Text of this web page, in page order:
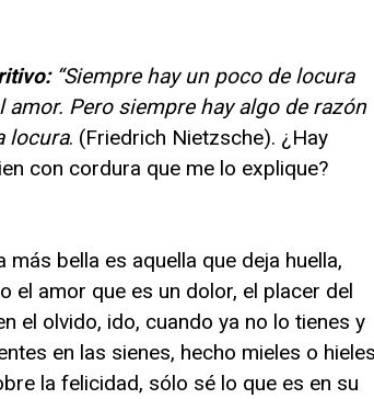
“Siempre hay un poco de locura
amor. Pero siempre hay algo de razón
locura. (Friedrich Nietzsche). ¿Hay
con cordura que me lo explique?
más bella es aquella que deja huella,
el amor que es un dolor, el placer del
el olvido, ido, cuando ya no lo tienes y
en las sienes, hecho mieles o hieles
la felicidad, sólo sé lo que es en su